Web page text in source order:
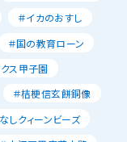
＃イカのおすし
＃国の教育ローン
ス甲子園
＃桔梗信玄餅銅像
しクィーンビーズ